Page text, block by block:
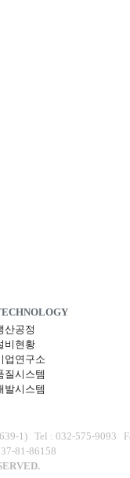
산공정
비현황
업연구소
질시스템
발시스템
1) Tel : 032-575-9093
81-86158